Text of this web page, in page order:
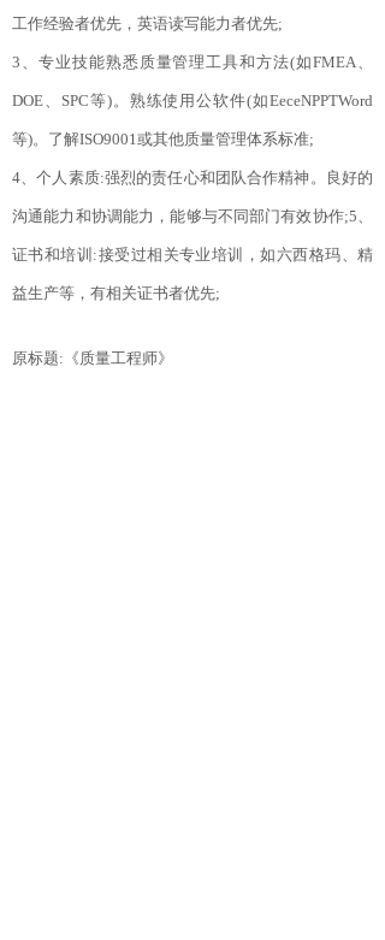
工作经验者优先，英语读写能力者优先;
3、专业技能熟悉质量管理工具和方法(如FMEA、
DOE、SPC等)。熟练使用公软件(如EeceNPPTWord
等)。了解ISO9001或其他质量管理体系标准;
4、个人素质:强烈的责任心和团队合作精神。良好的
沟通能力和协调能力，能够与不同部门有效协作;5、
证书和培训:接受过相关专业培训，如六西格玛、精
益生产等，有相关证书者优先;
原标题:《质量工程师》